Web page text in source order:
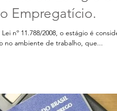
Empregatício.
nº 11.788/2008, o estágio é
no ambiente de trabalho, que...